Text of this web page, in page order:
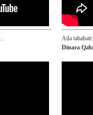
Ailə
Dinara